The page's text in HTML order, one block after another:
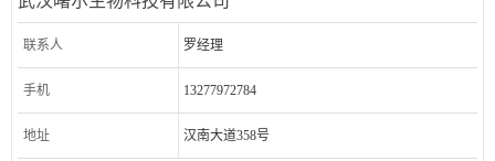
联系人 罗经理
手机 13277972784
地址 汉南大道358号